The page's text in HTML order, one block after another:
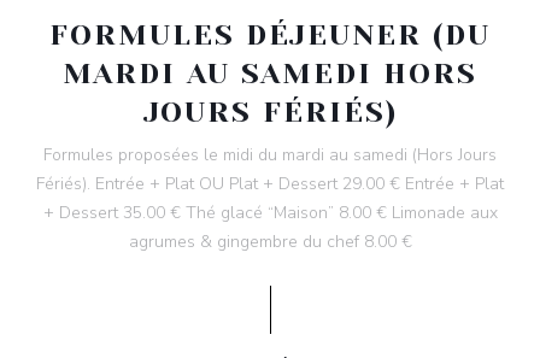
FORMULES DÉJEUNER (DU
MARDI AU SAMEDI HORS
JOURS FÉRIÉS)
Formules proposées le midi du mardi au samedi (Hors Jours
Fériés). Entrée + Plat OU Plat + Dessert 29.00 € Entrée + Plat
+ Dessert 35.00 € Thé glacé “Maison” 8.00 € Limonade aux
agrumes & gingembre du chef 8.00 €